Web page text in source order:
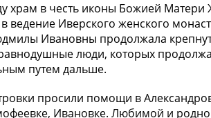
храм в честь иконы Божией
ведение Иверского женского
Ивановны продолжала
люди, которых
путем дальше.
просили помощи в
Ивановке. Любимой и